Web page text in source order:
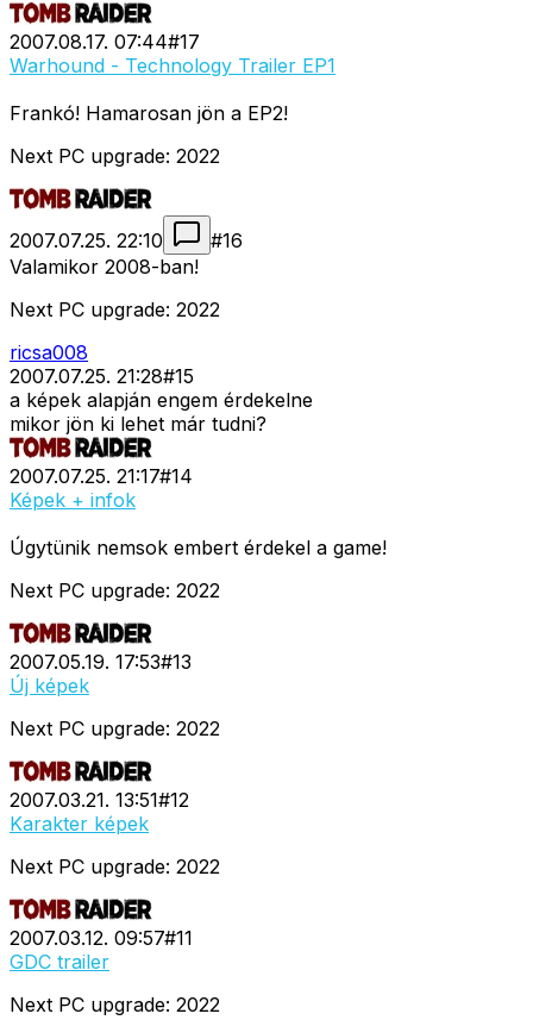
2007.08.17. 07:44#17
Warhound - Technology Trailer EP1
Frankó! Hamarosan jön a EP2!
Next PC upgrade: 2022
2007.07.25. 22:10 #16
Valamikor 2008-ban!
Next PC upgrade: 2022
ricsa008
2007.07.25. 21:28#15
a képek alapján engem érdekelne
mikor jön ki lehet már tudni?
2007.07.25. 21:17#14
Képek + infok
Úgytünik nemsok embert érdekel a game!
Next PC upgrade: 2022
2007.05.19. 17:53#13
Új képek
Next PC upgrade: 2022
2007.03.21. 13:51#12
Karakter képek
Next PC upgrade: 2022
2007.03.12. 09:57#11
GDC trailer
Next PC upgrade: 2022